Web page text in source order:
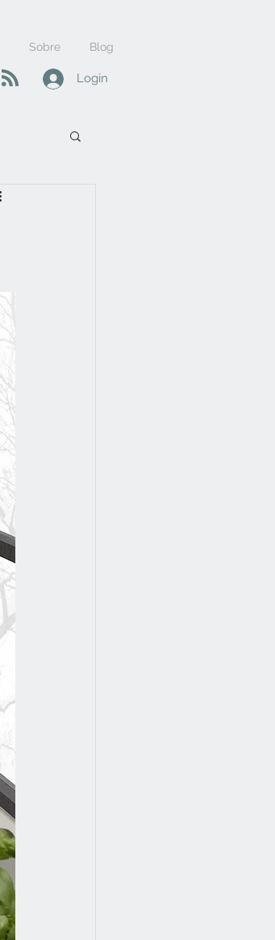
Sobre Blog
Login